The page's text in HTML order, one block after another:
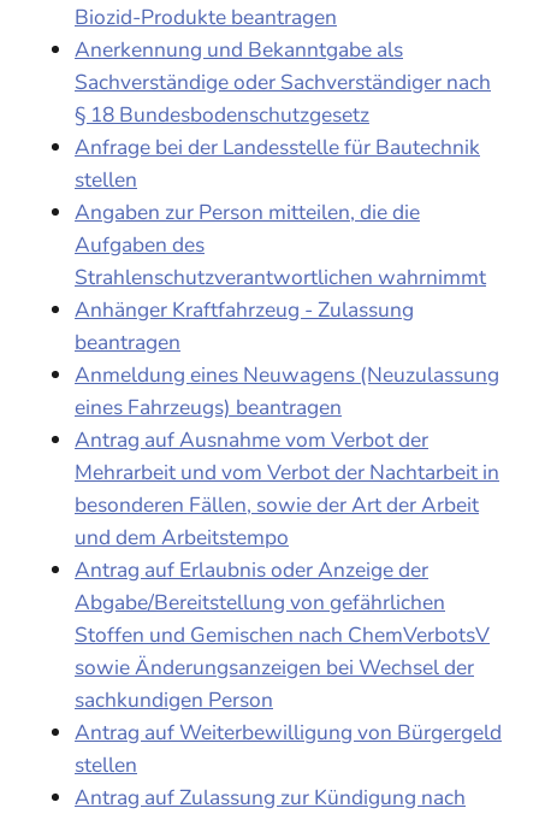
Biozid-Produkte beantragen
Anerkennung und Bekanntgabe als
Sachverständige oder Sachverständiger nach
§ 18 Bundesbodenschutzgesetz
Anfrage bei der Landesstelle für Bautechnik
stellen
Angaben zur Person mitteilen, die die
Aufgaben des
Strahlenschutzverantwortlichen wahrnimmt
Anhänger Kraftfahrzeug - Zulassung
beantragen
Anmeldung eines Neuwagens (Neuzulassung
eines Fahrzeugs) beantragen
Antrag auf Ausnahme vom Verbot der
Mehrarbeit und vom Verbot der Nachtarbeit in
besonderen Fällen, sowie der Art der Arbeit
und dem Arbeitstempo
Antrag auf Erlaubnis oder Anzeige der
Abgabe/Bereitstellung von gefährlichen
Stoffen und Gemischen nach ChemVerbotsV
sowie Änderungsanzeigen bei Wechsel der
sachkundigen Person
Antrag auf Weiterbewilligung von Bürgergeld
stellen
Antrag auf Zulassung zur Kündigung nach